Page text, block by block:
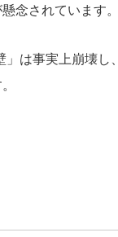
念されています。
は事実上崩壊し、